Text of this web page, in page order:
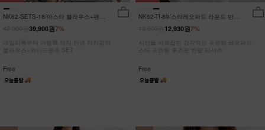
NK62-SETS-18/아스타 블라우스+팬츠
7%
39,900원
데일리룩부터 여행룩 까지,린넨 터치감의
블라우스+와이드팬츠 SET
Free
NK62-TI-89/스타레오파드 라운드 반팔
7%
12,930원
시선을 사로잡는 감각적인 프린팅 레오파드
스타 프린팅 루즈핏 반팔 티셔츠
Free